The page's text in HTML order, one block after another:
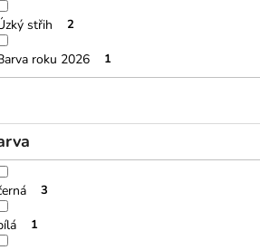
střih 2
roku 2026 1
3
1